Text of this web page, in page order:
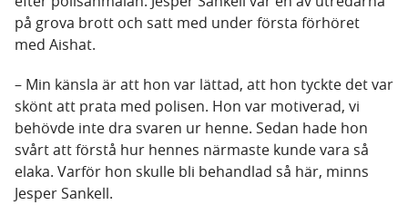
på grova brott och satt med under första förhöret
med Aishat.
– Min känsla är att hon var lättad, att hon tyckte det var
skönt att prata med polisen. Hon var motiverad, vi
behövde inte dra svaren ur henne. Sedan hade hon
svårt att förstå hur hennes närmaste kunde vara så
elaka. Varför hon skulle bli behandlad så här, minns
Jesper Sankell.